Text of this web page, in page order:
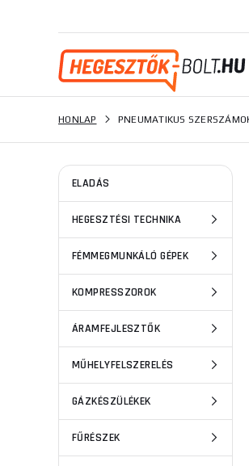
ELADÁS
HEGESZTÉSI TECHNIKA
FÉMMEGMUNKÁLÓ GÉPEK
KOMPRESSZOROK
ÁRAMFEJLESZTŐK
MŰHELYFELSZERELÉS
GÁZKÉSZÜLÉKEK
FŰRÉSZEK
HONLAP PNEUMATIKUS